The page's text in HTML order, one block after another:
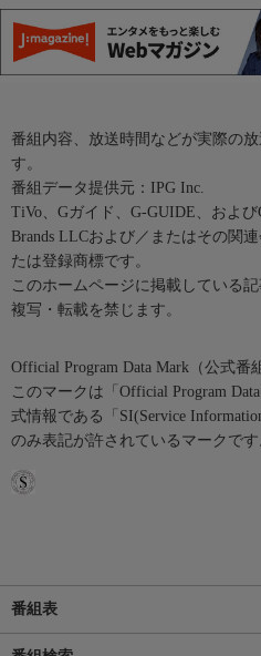
番組内容、放送時間などが実際の
す。
番組データ提供元：IPG Inc.
TiVo、Gガイド、G-GUIDE、およ
Brands LLCおよび／またはその関
たは登録商標です。
このホームページに掲載している
複写・転載を禁じます。
Official Program Data Mark（公式番
このマークは「Official Program
式情報である「SI(Service
のみ表記が許されているマークです
番組表